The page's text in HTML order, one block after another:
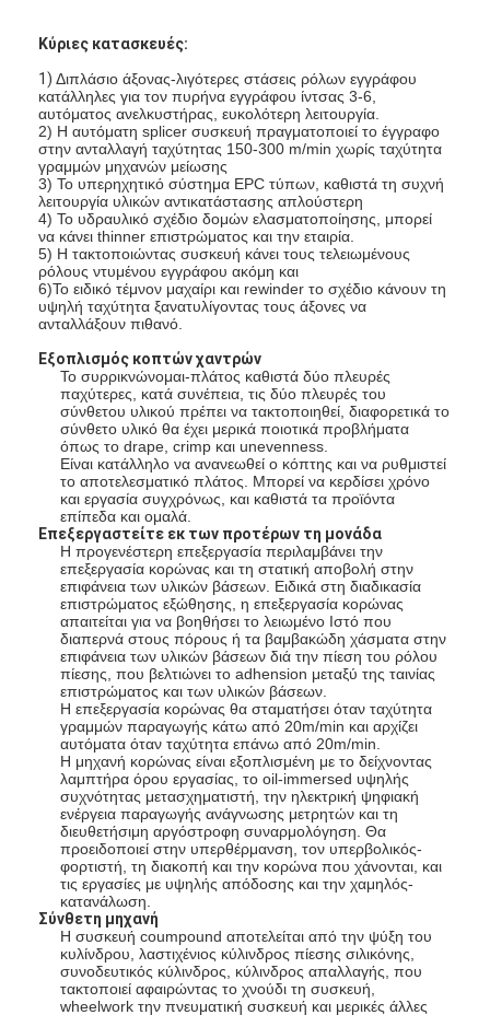
Σπίτι
Προϊόντα
Περίπου εμείς
Γύρος εργοστασίων
Ποιοτικός έλεγχος
Μας ελάτε σε επαφή με
Νέα
Μηχανή ελασματοποίησης επιστρώματος εξώθησης
Μηχανή τοποθέτησης σε στρώματα εξώθησης
μηχανή τοποθέτησης σε στρώματα ταινιών
πλαστική μηχανή ελασματοποίησης
Μηχανή ελασματοποίησης επιστρώματος
Κύριες κατασκευές:
1)Διπλάσιο άξονας-λιγότερες στάσεις ρόλων εγγράφου
κατάλληλες για τον πυρήνα εγγράφου ίντσας 3-6,
αυτόματος ανελκυστήρας, ευκολότερη λειτουργία.
2) Η αυτόματη splicer συσκευή πραγματοποιεί το έγγραφο
στην ανταλλαγή ταχύτητας 150-300 m/min χωρίς ταχύτητα
γραμμών μηχανών μείωσης
3) Το υπερηχητικό σύστημα EPC τύπων, καθιστά τη συχνή
λειτουργία υλικών αντικατάστασης απλούστερη
4) Το υδραυλικό σχέδιο δομών ελασματοποίησης, μπορεί
να κάνει thinner επιστρώματος και την εταιρία.
5) Η τακτοποιώντας συσκευή κάνει τους τελειωμένους
ρόλους ντυμένου εγγράφου ακόμη και
6)Το ειδικό τέμνον μαχαίρι και rewinder το σχέδιο κάνουν τη
υψηλή ταχύτητα ξανατυλίγοντας τους άξονες να
ανταλλάξουν πιθανό.
Εξοπλισμός κοπτών χαντρών
Το συρρικνώνομαι-πλάτος καθιστά δύο πλευρές
παχύτερες, κατά συνέπεια, τις δύο πλευρές του
σύνθετου υλικού πρέπει να τακτοποιηθεί, διαφορετικά το
σύνθετο υλικό θα έχει μερικά ποιοτικά προβλήματα
όπως το drape, crimp και unevenness.
Είναι κατάλληλο να ανανεωθεί ο κόπτης και να ρυθμιστεί
το αποτελεσματικό πλάτος. Μπορεί να κερδίσει χρόνο
και εργασία συγχρόνως, και καθιστά τα προϊόντα
επίπεδα και ομαλά.
Επεξεργαστείτε εκ των προτέρων τη μονάδα
Η προγενέστερη επεξεργασία περιλαμβάνει την
επεξεργασία κορώνας και τη στατική αποβολή στην
επιφάνεια των υλικών βάσεων. Ειδικά στη διαδικασία
επιστρώματος εξώθησης, η επεξεργασία κορώνας
απαιτείται για να βοηθήσει το λειωμένο Ιστό που
διαπερνά στους πόρους ή τα βαμβακώδη χάσματα στην
επιφάνεια των υλικών βάσεων διά την πίεση του ρόλου
πίεσης, που βελτιώνει το adhension μεταξύ της ταινίας
επιστρώματος και των υλικών βάσεων.
Η επεξεργασία κορώνας θα σταματήσει όταν ταχύτητα
γραμμών παραγωγής κάτω από 20m/min και αρχίζει
αυτόματα όταν ταχύτητα επάνω από 20m/min.
Η μηχανή κορώνας είναι εξοπλισμένη με το δείχνοντας
λαμπτήρα όρου εργασίας, το oil-immersed υψηλής
συχνότητας μετασχηματιστή, την ηλεκτρική ψηφιακή
ενέργεια παραγωγής ανάγνωσης μετρητών και τη
διευθετήσιμη αργόστροφη συναρμολόγηση. Θα
προειδοποιεί στην υπερθέρμανση, τον υπερβολικός-
φορτιστή, τη διακοπή και την κορώνα που χάνονται, και
τις εργασίες με υψηλής απόδοσης και την χαμηλός-
κατανάλωση.
Σύνθετη μηχανή
Η συσκευή coumpound αποτελείται από την ψύξη του
κυλίνδρου, λαστιχένιος κύλινδρος πίεσης σιλικόνης,
συνοδευτικός κύλινδρος, κύλινδρος απαλλαγής, που
τακτοποιεί αφαιρώντας το χνούδι τη συσκευή,
wheelwork την πνευματική συσκευή και μερικές άλλες